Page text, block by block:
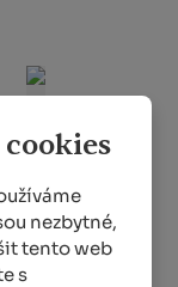
nezbytné,
tento web
s
držák na
SHOWY
I